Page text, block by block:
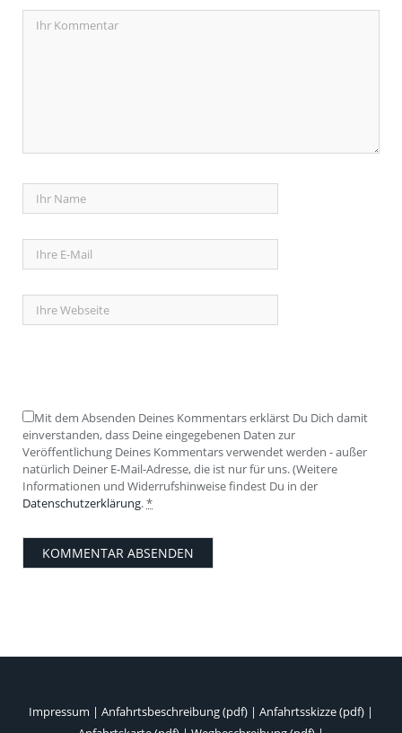
Mit dem Absenden Deines Kommentars erklärst Du Dich damit
einverstanden, dass Deine eingegebenen Daten zur
Veröffentlichung Deines Kommentars verwendet werden - außer
natürlich Deiner E-Mail-Adresse, die ist nur für uns. (Weitere
Informationen und Widerrufshinweise findest Du in der
Datenschutzerklärung.*
Impressum | Anfahrtsbeschreibung (pdf) | Anfahrtsskizze (pdf) |